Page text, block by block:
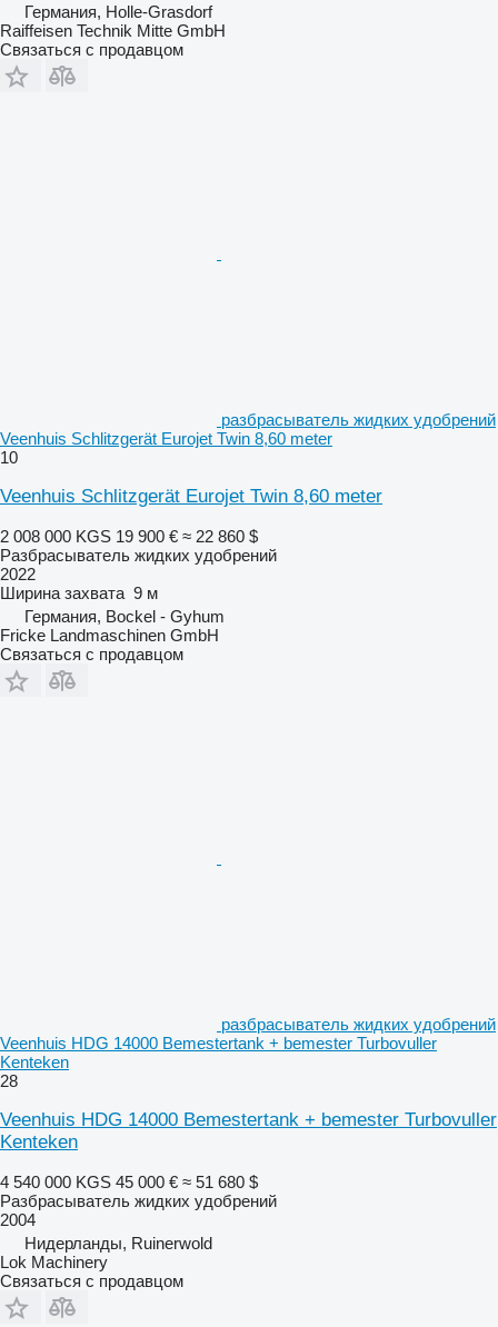
Германия, Holle-Grasdorf
Raiffeisen Technik Mitte GmbH
Связаться с продавцом
разбрасыватель жидких удобрений
Veenhuis Schlitzgerät Eurojet Twin 8,60 meter
10
Veenhuis Schlitzgerät Eurojet Twin 8,60 meter
2 008 000 KGS 19 900 € ≈ 22 860 $
Разбрасыватель жидких удобрений
2022
Ширина захвата 9 м
Германия, Bockel - Gyhum
Fricke Landmaschinen GmbH
Связаться с продавцом
разбрасыватель жидких удобрений
Veenhuis HDG 14000 Bemestertank + bemester Turbovuller
Kenteken
28
Veenhuis HDG 14000 Bemestertank + bemester Turbovuller
Kenteken
4 540 000 KGS 45 000 € ≈ 51 680 $
Разбрасыватель жидких удобрений
2004
Нидерланды, Ruinerwold
Lok Machinery
Связаться с продавцом